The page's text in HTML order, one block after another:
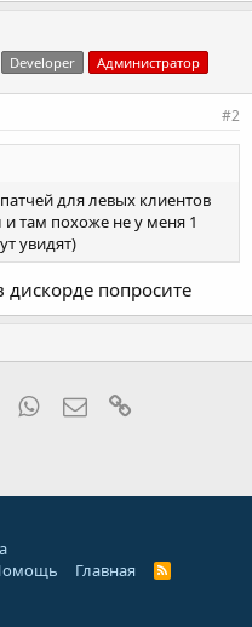
Developer Администратор
#2
для левых клиентов
и там похоже не у меня 1
увидят)
дискорде попросите
TumblrWhatsApp
E-mail
Главная
R